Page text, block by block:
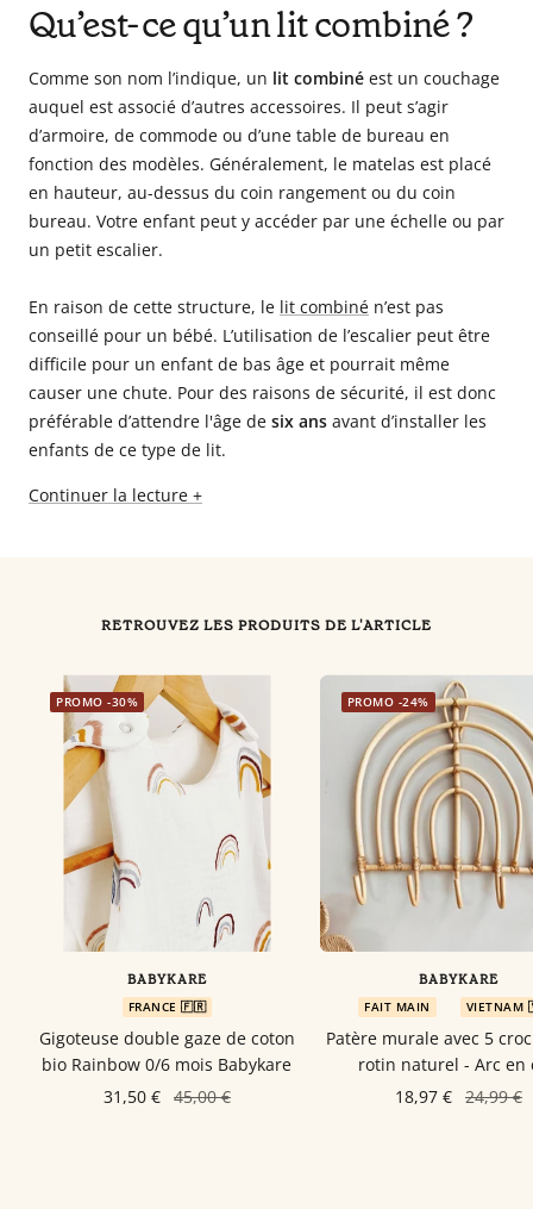
Qu’est-ce qu’un lit combiné ?
Comme son nom l’indique, un lit combiné est un couchage
auquel est associé d’autres accessoires. Il peut s’agir
d’armoire, de commode ou d’une table de bureau en
fonction des modèles. Généralement, le matelas est placé
en hauteur, au-dessus du coin rangement ou du coin
bureau. Votre enfant peut y accéder par une échelle ou par
un petit escalier.
En raison de cette structure, le lit combiné n’est pas
conseillé pour un bébé. L’utilisation de l’escalier peut être
difficile pour un enfant de bas âge et pourrait même
causer une chute. Pour des raisons de sécurité, il est donc
préférable d’attendre l'âge de six ans avant d’installer les
enfants de ce type de lit.
Continuer la lecture +
RETROUVEZ LES PRODUITS DE L'ARTICLE
PROMO -30%
BABYKARE
FRANCE 🇫🇷
Gigoteuse double gaze de coton
bio Rainbow 0/6 mois Babykare
31,50 € 45,00 €
PROMO -24%
BABYKARE
FAIT MAIN
Patère murale avec 5
rotin naturel - Arc en
18,97 € 24,99 €